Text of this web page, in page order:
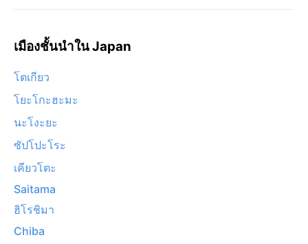
เมืองชั้นนำใน Japan
โตเกียว
โยะโกะฮะมะ
นะโงะยะ
ซัปโปะโระ
เคียวโตะ
Saitama
ฮิโรชิมา
Chiba